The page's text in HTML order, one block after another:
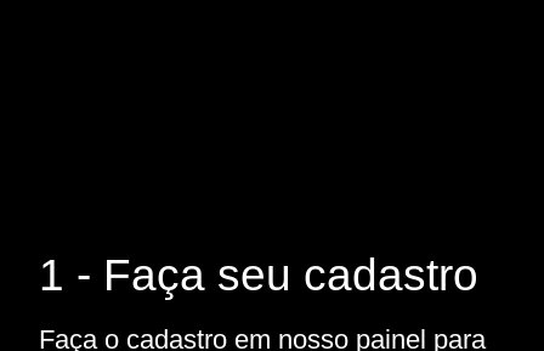
1 - Faça seu cadastro
Faça o cadastro em nosso painel para